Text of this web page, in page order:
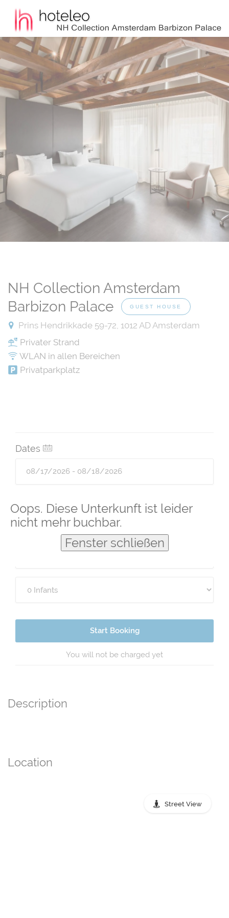
Oops. Diese Unterkunft ist leider
nicht mehr buchbar.
Fenster schließen
NH Collection Amsterdam
Barbizon Palace
GUEST HOUSE
Prins Hendrikkade 59-72, 1012 AD Amsterdam
Privater Strand
WLAN in allen Bereichen
Privatparkplatz
Dates
Start Booking
You will not be charged yet
Description
Location
Street View